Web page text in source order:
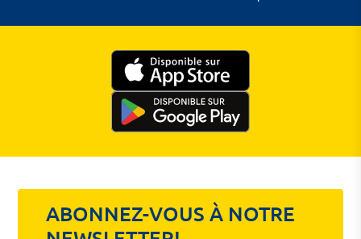
ABONNEZ-VOUS À NOTRE